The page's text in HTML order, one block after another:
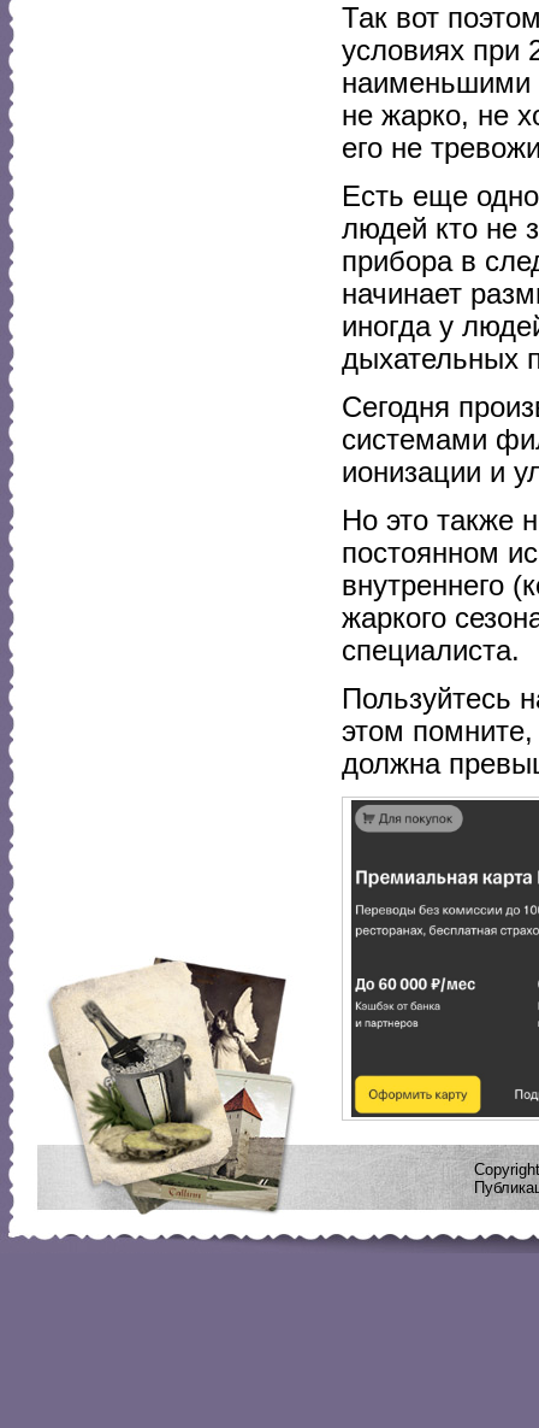
Так вот
условиях при
наименьшими
не жарко, не
его не
Есть еще
людей кто не
прибора в
начинает
иногда у
дыхательных
Сегодня
системами
ионизации и
Но это также
постоянном
внутреннего
жаркого
специалиста.
Пользуйтесь
этом
должна